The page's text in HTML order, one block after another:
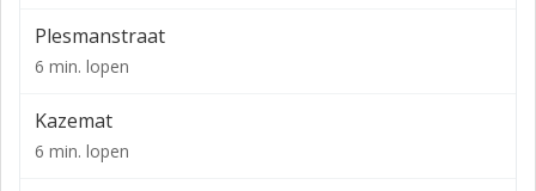
- rails plafond met elektra;
- krachtstroom;
Plesmanstraat
6 min. lopen
Kazemat
6 min. lopen